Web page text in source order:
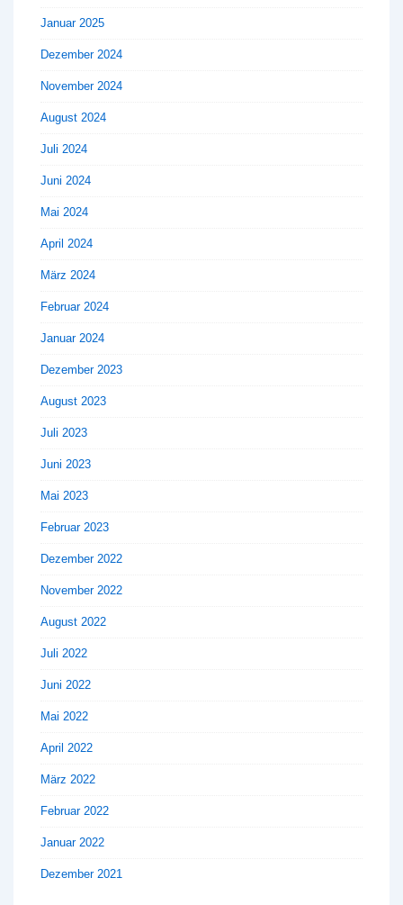
Januar 2025
Dezember 2024
November 2024
August 2024
Juli 2024
Juni 2024
Mai 2024
April 2024
März 2024
Februar 2024
Januar 2024
Dezember 2023
August 2023
Juli 2023
Juni 2023
Mai 2023
Februar 2023
Dezember 2022
November 2022
August 2022
Juli 2022
Juni 2022
Mai 2022
April 2022
März 2022
Februar 2022
Januar 2022
Dezember 2021